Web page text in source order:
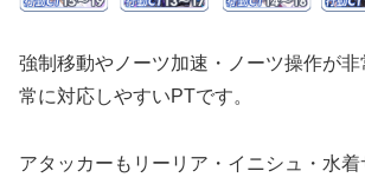
強制移動やノーツ加速・ノーツ操作が
常に対応しやすいPTです。
アタッカーもリーリア・イニシュ・水